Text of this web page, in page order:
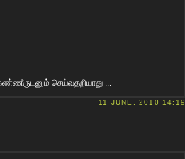
செய்வதறியாது ...
11 JUNE, 2010 14:19